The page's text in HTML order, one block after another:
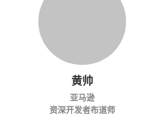
黄帅
亚马逊
资深开发者布道师